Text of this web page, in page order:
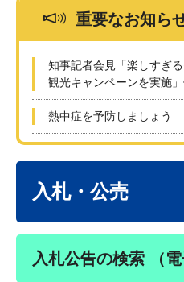
重要なお知ら
知事記者会見「楽しすぎ
観光キャンペーンを実施
熱中症を予防しましょう
入札・公売
入札公告の検索 （電